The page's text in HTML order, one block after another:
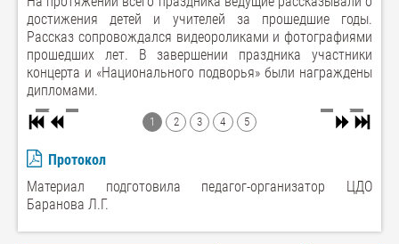
достижения детей и учителей за прошедшие годы.
Рассказ сопровождался видеороликами и фотографиями
прошедших лет. В завершении праздника участники
концерта и «Национального подворья» были награждены
дипломами.
1 2 3 4 5
Протокол
Материал подготовила педагог-организатор ЦДО
Баранова Л.Г.